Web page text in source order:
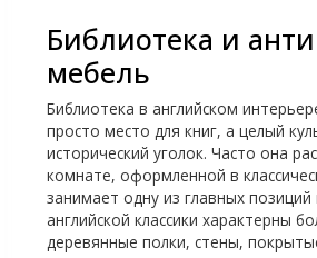
Библиотека и
мебель
Библиотека в английском
просто место для книг, а целый
исторический уголок. Часто она
комнате, оформленной в
занимает одну из главных позиций
английской классики характерны
деревянные полки, стены,